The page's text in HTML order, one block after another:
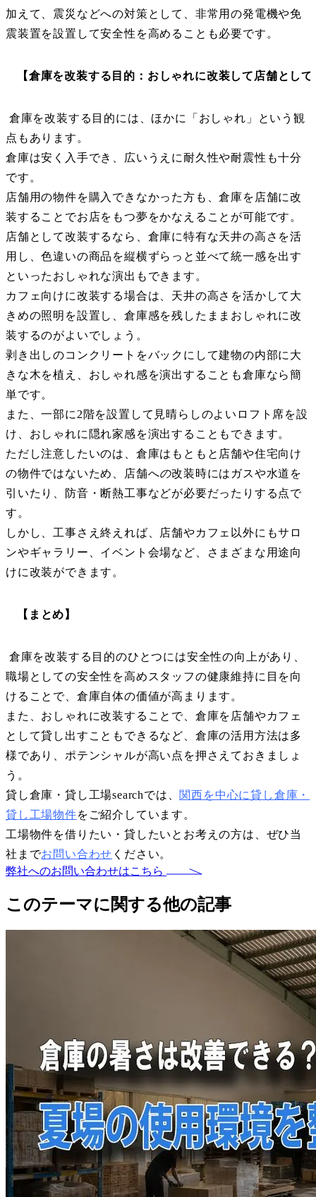
加えて、震災などへの対策として、非常用の発電機や免
震装置を設置して安全性を高めることも必要です。
【倉庫を改装する目的：おしゃれに改装して店舗とし
倉庫を改装する目的には、ほかに「おしゃれ」という観
点もあります。
倉庫は安く入手でき、広いうえに耐久性や耐震性も十分
です。
店舗用の物件を購入できなかった方も、倉庫を店舗に改
装することでお店をもつ夢をかなえることが可能です。
店舗として改装するなら、倉庫に特有な天井の高さを活
用し、色違いの商品を縦横ずらっと並べて統一感を出す
といったおしゃれな演出もできます。
カフェ向けに改装する場合は、天井の高さを活かして大
きめの照明を設置し、倉庫感を残したままおしゃれに改
装するのがよいでしょう。
剥き出しのコンクリートをバックにして建物の内部に大
きな木を植え、おしゃれ感を演出することも倉庫なら簡
単です。
また、一部に2階を設置して見晴らしのよいロフト席を設
け、おしゃれに隠れ家感を演出することもできます。
ただし注意したいのは、倉庫はもともと店舗や住宅向け
の物件ではないため、店舗への改装時にはガスや水道を
引いたり、防音・断熱工事などが必要だったりする点で
す。
しかし、工事さえ終えれば、店舗やカフェ以外にもサロ
ンやギャラリー、イベント会場など、さまざまな用途向
けに改装ができます。
【まとめ】
倉庫を改装する目的のひとつには安全性の向上があり、
職場としての安全性を高めスタッフの健康維持に目を向
けることで、倉庫自体の価値が高まります。
また、おしゃれに改装することで、倉庫を店舗やカフェ
として貸し出すこともできるなど、倉庫の活用方法は多
様であり、ポテンシャルが高い点を押さえておきましょ
う。
貸し倉庫・貸し工場searchでは、 関西を中心に貸し倉庫・
貸し工場物件をご紹介しています。
工場物件を借りたい・貸したいとお考えの方は、ぜひ当
社までお問い合わせ ください。
弊社へのお問い合わせはこちら
このテーマに関する他の記事